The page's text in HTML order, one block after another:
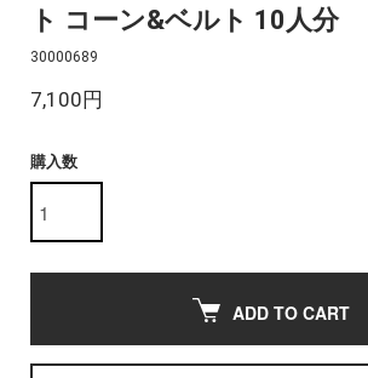
ト コーン&ベルト 10人分
30000689
7,100円
購入数
ADD TO CART